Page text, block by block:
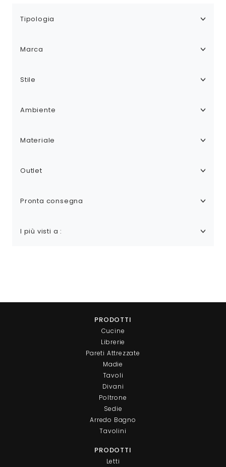
Tipologia
Marca
Stile
Ambiente
Materiale
Outlet
Pronta consegna
I più visti a :
PRODOTTI
Cucine
Librerie
Pareti Attrezzate
Madie
Tavoli
Divani
Poltrone
Sedie
Arredo Bagno
Tavolini
PRODOTTI
Letti